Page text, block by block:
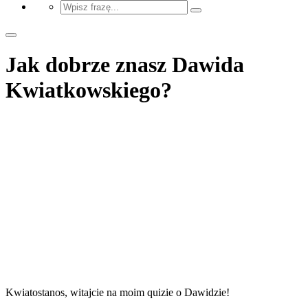
Jak dobrze znasz Dawida
Kwiatkowskiego?
Kwiatostanos, witajcie na moim quizie o Dawidzie!